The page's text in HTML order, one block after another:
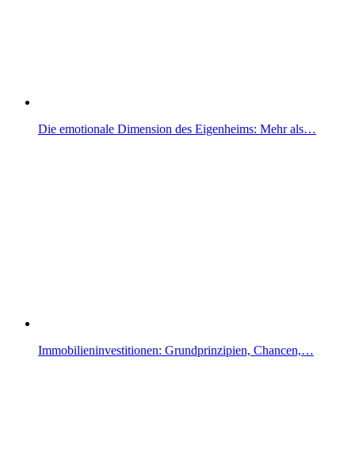
Die emotionale Dimension des Eigenheims: Mehr als…
Immobilieninvestitionen: Grundprinzipien, Chancen,…